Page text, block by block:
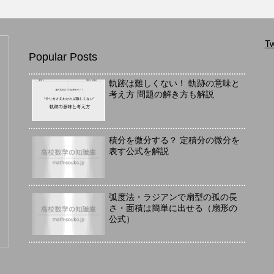
Popular Posts
軌跡は難しくない！ 軌跡の意味と
考え方 問題の解き方も解説
積分を微分する？ 定積分の微分を
表す公式を解説
弧度法・ラジアンで扇型の孤の長
さ・面積は簡単に出せる（扇形の
公式）